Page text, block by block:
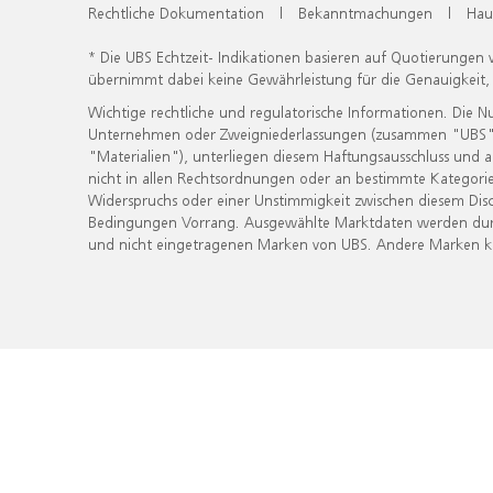
Rechtliche Dokumentation | Bekanntmachungen |
* Die UBS Echtzeit- Indikationen basieren auf
übernimmt dabei keine Gewährleistung für die
Wichtige rechtliche und regulatorische Informationen. Die
Unternehmen oder Zweigniederlassungen (zusammen
"Materialien"), unterliegen diesem Haftungsausschluss
nicht in allen Rechtsordnungen oder an bestimmte
Widerspruchs oder einer Unstimmigkeit zwischen diesem
Bedingungen Vorrang. Ausgewählte Marktdaten werden
und nicht eingetragenen Marken von UBS. Andere Marken